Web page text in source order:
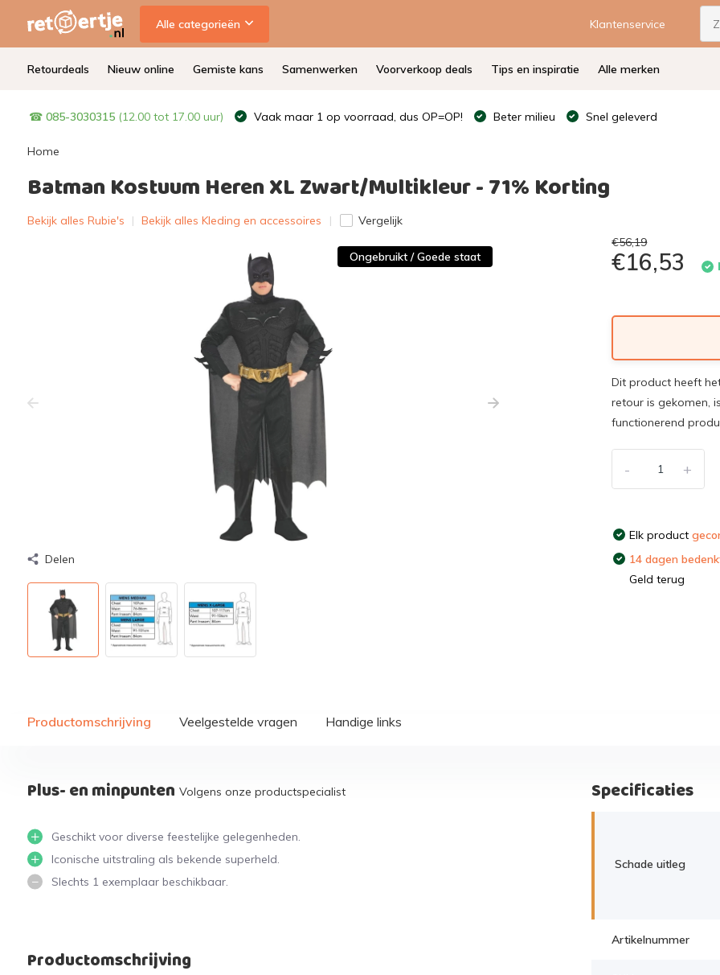
Alle categorieën Klantenservice
Retourdeals Nieuw online Gemiste kans Samenwerken Voorverkoop deals Tips en inspiratie Alle merken
☎ 085-3030315 (12.00 tot 17.00 uur) Vaak maar 1 op voorraad, dus OP=OP! Beter milieu Snel geleverd
Home
Batman Kostuum Heren XL Zwart/Multikleur - 71% Korting
Bekijk alles Rubie's | Bekijk alles Kleding en accessoires Vergelijk
Ongebruikt / Goede staat
Delen
€56,19
€16,53
Dit product heeft
retour is gekomen,
functionerend
+
-
Elk product
14 dagen
Geld terug
Productomschrijving Veelgestelde vragen Handige links
Plus- en minpunten Volgens onze productspecialist
Geschikt voor diverse feestelijke gelegenheden.
Iconische uitstraling als bekende superheld.
Slechts 1 exemplaar beschikbaar.
Productomschrijving
Specificaties
Schade uitleg
Artikelnummer